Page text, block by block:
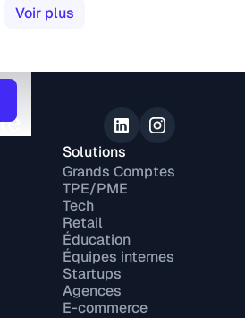
Voir plus
Solutions
Grands Comptes
TPE/PME
Tech
Retail
Éducation
Équipes internes
Startups
Agences
E-commerce